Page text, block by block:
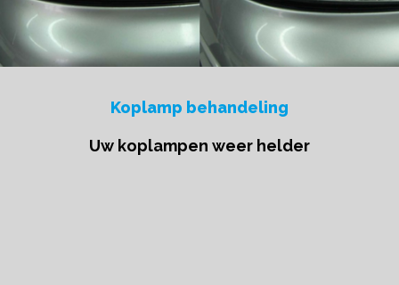
Koplamp behandeling
Uw koplampen weer helder